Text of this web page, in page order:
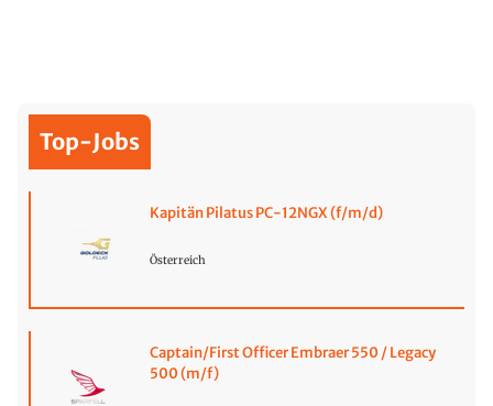
Top-Jobs
Kapitän Pilatus PC-12NGX (f/m/d)
Österreich
Captain/First Officer Embraer 550 / Legacy
500 (m/f)